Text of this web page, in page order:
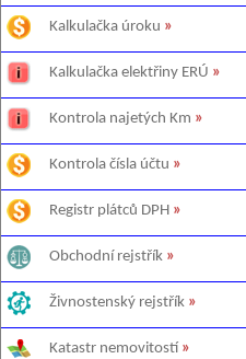
Kalkulačka úroku »
Kalkulačka elektřiny ERÚ »
Kontrola najetých Km »
Kontrola čísla účtu »
Registr plátců DPH »
Obchodní rejstřík »
Živnostenský rejstřík »
Katastr nemovitostí »